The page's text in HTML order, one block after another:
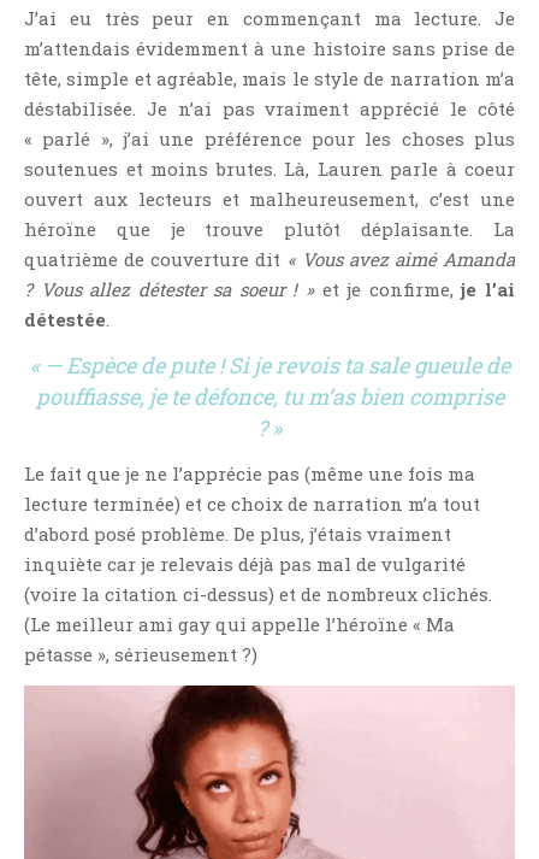
J’ai eu très peur en commençant ma lecture. Je
m’attendais évidemment à une histoire sans prise de
tête, simple et agréable, mais le style de narration m’a
déstabilisée. Je n’ai pas vraiment apprécié le côté
« parlé », j’ai une préférence pour les choses plus
soutenues et moins brutes. Là, Lauren parle à coeur
ouvert aux lecteurs et malheureusement, c’est une
héroïne que je trouve plutôt déplaisante. La
quatrième de couverture dit « Vous avez aimé Amanda
? Vous allez détester sa soeur ! »et je confirme,je l’ai
détestée.
« — Espèce de pute ! Si je revois ta sale gueule de
pouffiasse, je te défonce, tu m’as bien comprise
? »
Le fait que je ne l’apprécie pas (même une fois ma
lecture terminée) et ce choix de narration m’a tout
d’abord posé problème. De plus, j’étais vraiment
inquiète car je relevais déjà pas mal de vulgarité
(voire la citation ci-dessus) et de nombreux clichés.
(Le meilleur ami gay qui appelle l’héroïne « Ma
pétasse », sérieusement ?)